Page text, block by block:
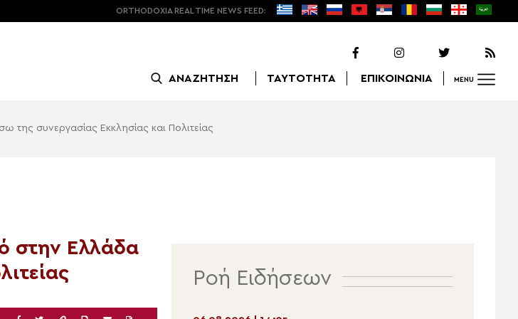
ORTHODOXIA REAL TIME NEWS FEED:
ΑΝΑΖΗΤΗΣΗ ΤΑΥΤΟΤΗΤΑ ΕΠΙΚΟΙΝΩΝΙΑ MENU
της συνεργασίας Εκκλησίας και Πολιτείας
στην Ελλάδα
Ροή Ειδήσεων